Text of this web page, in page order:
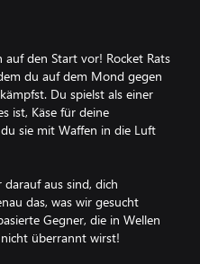
den Start vor! Rocket Rats
du auf dem Mond gegen
Du spielst als einer
ist, Käse für deine
sie mit Waffen in die Luft
aus sind, dich
das, was wir gesucht
Gegner, die in Wellen
überrannt wirst!